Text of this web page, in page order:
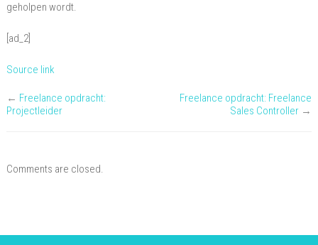
geholpen wordt.
[ad_2]
Source link
← Freelance opdracht:
Projectleider
Freelance opdracht: Freelance
Sales Controller →
Comments are closed.